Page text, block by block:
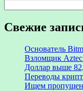
Свежие
Основатель
Взломщик Aztec
Доллар выше
Переводы
Ищем